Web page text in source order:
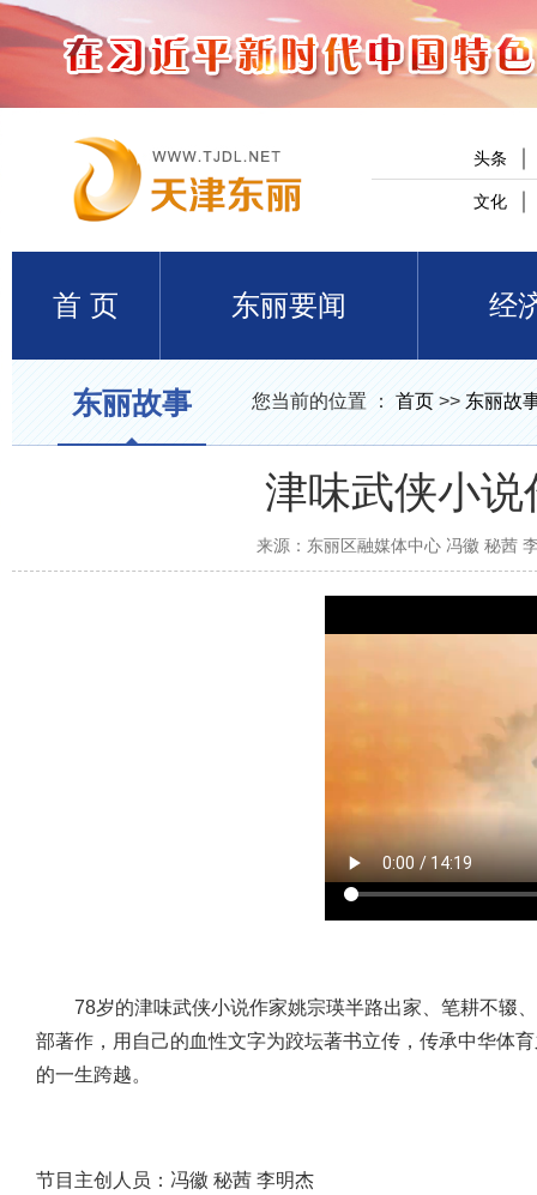
头条
文化
首 页 东丽要闻 经
东丽故事 您当前的位置 ： 首页 >> 东丽故
津味武侠小
来源： 东丽区融媒体中心 冯徽 秘茜
78岁的津味武侠小说作家姚宗瑛半路出家、笔耕不辍
部著作， 用自己的血性文字为跤坛著书立传，传承中华体
的一生跨越。
节目主创人员： 冯徽 秘茜 李明杰